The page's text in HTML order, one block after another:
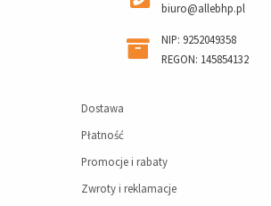
biuro@allebhp.pl
NIP: 9252049358
REGON: 145854132
Dostawa
Płatność
Promocje i rabaty
Zwroty i reklamacje